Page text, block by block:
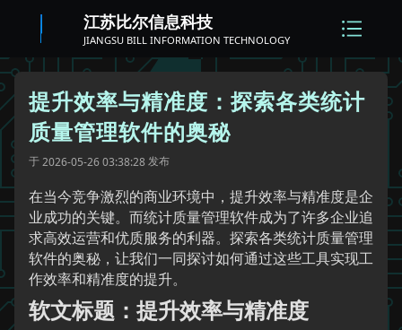
江苏比尔信息科技
JIANGSU BILL INFORMATION TECHNOLOGY
提升效率与精准度：探索各类统计
质量管理软件的奥秘
于2026-05-26 03:38:28发布
在当今竞争激烈的商业环境中，提升效率与精准度是企
业成功的关键。而统计质量管理软件成为了许多企业追
求高效运营和优质服务的利器。探索各类统计质量管理
软件的奥秘，让我们一同探讨如何通过这些工具实现工
作效率和精准度的提升。
软文标题：提升效率与精准度